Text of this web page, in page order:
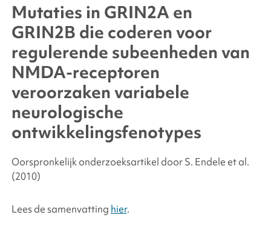
Mutaties in GRIN2A en
GRIN2B die coderen voor
regulerende subeenheden van
NMDA-receptoren
veroorzaken variabele
neurologische
ontwikkelingsfenotypes
Oorspronkelijk onderzoeksartikel door S. Endeleet al.
(2010)
Lees de samenvatting hier.